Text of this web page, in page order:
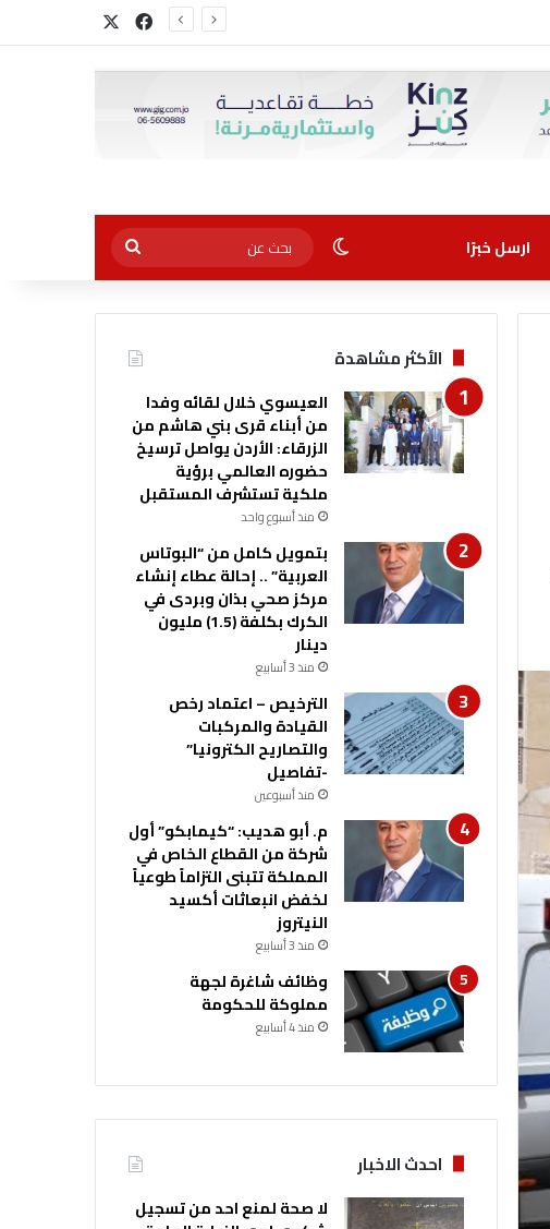
فيسبوك
ارسل خبرًا الوضع المظلم
بحث
عن
الأكثر مشاهدة
العيسوي خلال لقائه وفدا
من أبناء قرى بني هاشم من
الزرقاء: الأردن يواصل ترسيخ
حضوره العالمي برؤية
ملكية تستشرف المستقبل
منذ أسبوع واحد
بتمويل كامل من “البوتاس
العربية” .. إحالة عطاء إنشاء
مركز صحي بذان وبردى في
الكرك بكلفة (1.5) مليون
دينار
منذ 3 أسابيع
الترخيص – اعتماد رخص
القيادة والمركبات
والتصاريح الكترونيا”
-تفاصيل
منذ أسبوعين
م. أبو هديب: “كيمابكو” أول
شركة من القطاع الخاص في
المملكة تتبنى التزاماً طوعياً
لخفض انبعاثات أكسيد
النيتروز
منذ 3 أسابيع
وظائف شاغرة لجهة
مملوكة للحكومة
منذ 4 أسابيع
احدث الاخبار
لا صحة لمنع احد من تسجيل